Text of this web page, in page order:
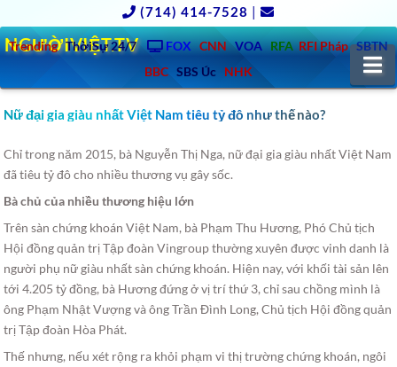
(714) 414-7528 |
Trending ThờiSự 24/7 FOX CNN VOA RFA RFI Pháp SBTN
BBC SBS Úc NHK
NGƯỜIVIỆT.TV
Nữ đại gia giàu nhất Việt Nam tiêu tỷ đô như thế nào?
Chỉ trong năm 2015, bà Nguyễn Thị Nga, nữ đại gia giàu nhất Việt Nam
đã tiêu tỷ đô cho nhiều thương vụ gây sốc.
Bà chủ của nhiều thương hiệu lớn
Trên sàn chứng khoán Việt Nam, bà Phạm Thu Hương, Phó Chủ tịch
Hội đồng quản trị Tập đoàn Vingroup thường xuyên được vinh danh là
người phụ nữ giàu nhất sàn chứng khoán. Hiện nay, với khối tài sản lên
tới 4.205 tỷ đồng, bà Hương đứng ở vị trí thứ 3, chỉ sau chồng mình là
ông Phạm Nhật Vượng và ông Trần Đình Long, Chủ tịch Hội đồng quản
trị Tập đoàn Hòa Phát.
Thế nhưng, nếu xét rộng ra khỏi phạm vi thị trường chứng khoán, ngôi